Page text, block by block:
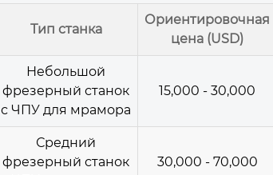
Тип станка
Ориентировочная
цена (USD)
Небольшой
фрезерный станок
с ЧПУ для мрамора
15,000 - 30,000
Средний
фрезерный станок
30,000 - 70,000